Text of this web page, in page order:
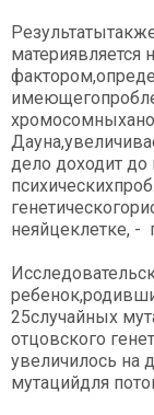
дело доходит до
неяйцеклетке, -
25случайных
отцовского
увеличилось на
мутацийдля